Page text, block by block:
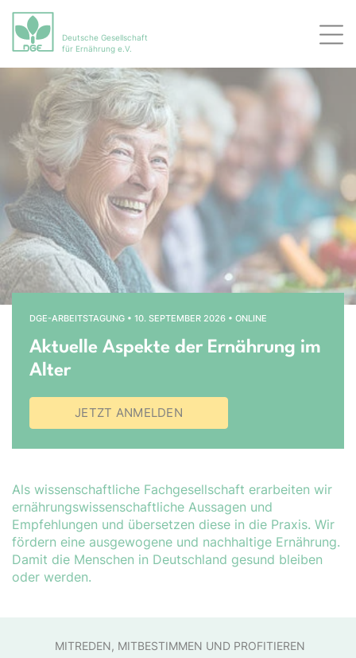
Deutsche Gesellschaft
für Ernährung e.V.
Startseite
Bühnenslider überspringen
DGE-ARBEITSTAGUNG • 10. SEPTEMBER 2026 • ONLINE
Aktuelle Aspekte der Ernährung im
Alter
JETZT ANMELDEN
Als wissenschaftliche Fachgesellschaft erarbeiten wir
er­nähr­ungs­wis­sen­schaft­liche Aussagen und
Empfehlungen und übersetzen diese in die Praxis. Wir
fördern eine ausgewogene und nachhaltige Ernährung.
Damit die Menschen in Deutschland gesund bleiben
oder werden.
MITREDEN, MITBESTIMMEN UND PROFITIEREN